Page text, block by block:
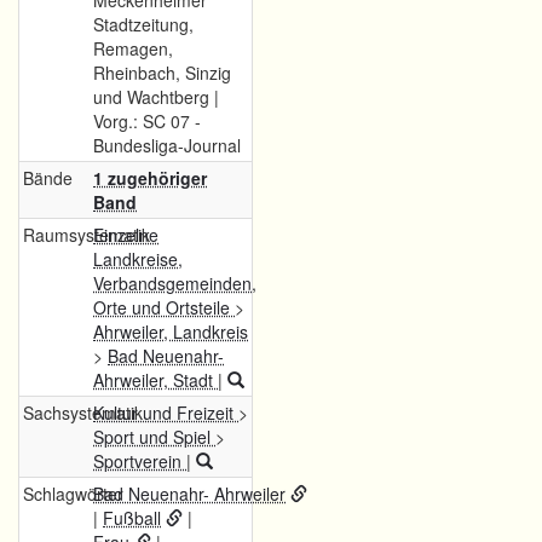
Stadtzeitung,
Remagen,
Rheinbach, Sinzig
und Wachtberg |
Vorg.: SC 07 -
Bundesliga-Journal
Bände
1 zugehöriger
Band
Raumsystematik
Einzelne
Landkreise,
Verbandsgemeinden,
Orte und Ortsteile >
Ahrweiler, Landkreis
> Bad Neuenahr-
Ahrweiler, Stadt |
SachsystematikKultur und Freizeit >
Sport und Spiel >
Sportverein |
SchlagwörterBad Neuenahr- Ahrweiler
| Fußball
|